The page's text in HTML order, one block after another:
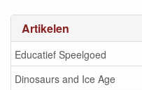
Artikelen
Educatief Speelgoed
Dinosaurs and Ice Age